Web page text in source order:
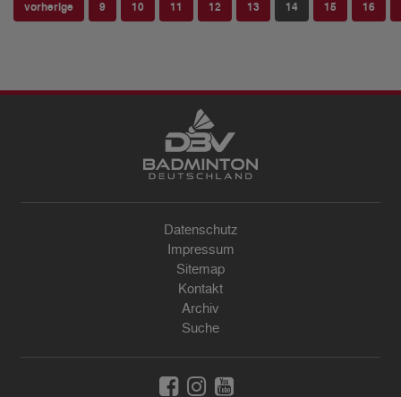
vorherige 9 10 11 12 13 14 15 16
Datenschutz
Impressum
Sitemap
Kontakt
Archiv
Suche